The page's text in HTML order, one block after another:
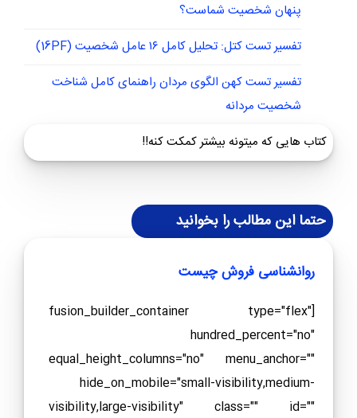
پنهان شخصیت شماست؟
تفسیر تست کتل: تحلیل کامل ۱۶ عامل شخصیت (16PF)
تفسیر تست کهن الگوی مردان راهنمای کامل شناخت
شخصیت مردانه
کتاب هایی که میتونه بیشتر کمکت کنه!!
حتما این مطالب را بخوانید
روانشناسی فروش چیست
[fusion_builder_container type="flex"
hundred_percent="no"
equal_height_columns="no" menu_anchor=""
hide_on_mobile="small-visibility,medium-
visibility,large-visibility" class="" id=""